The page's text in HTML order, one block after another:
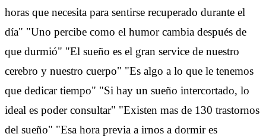
horas que necesita para sentirse recuperado durante el
día" "Uno percibe como el humor cambia después de
que durmió" "El sueño es el gran service de nuestro
cerebro y nuestro cuerpo" "Es algo a lo que le tenemos
que dedicar tiempo" "Si hay un sueño intercortado, lo
ideal es poder consultar" "Existen mas de 130 trastornos
del sueño" "Esa hora previa a irnos a dormir es